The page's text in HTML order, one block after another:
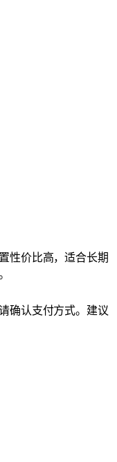
性价比高，适合长期
确认支付方式。建议